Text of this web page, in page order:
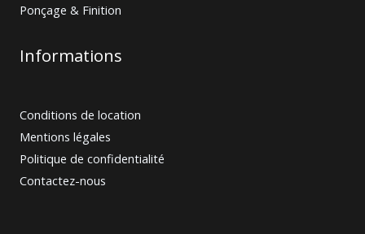
Ponçage & Finition
Informations
Conditions de location
Mentions légales
Politique de confidentialité
Contactez-nous